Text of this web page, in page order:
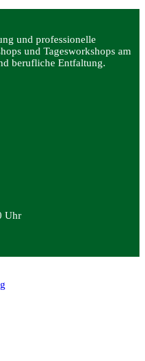
und professionelle
und Tagesworkshops am
berufliche Entfaltung.
Uhr